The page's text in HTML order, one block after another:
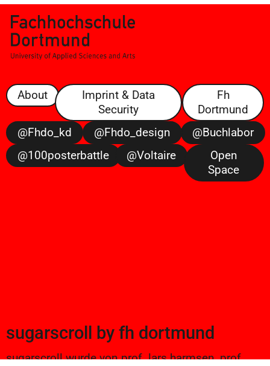
About
Imprint & Data
Security
Fh
Dortmund
@fhdo_kd
@fhdo_design
@buchlabor
@100posterbattle
@voltaire
Open
Space
sugarscroll by fh dortmund
sugarscroll wurde von prof. lars harmsen, prof.